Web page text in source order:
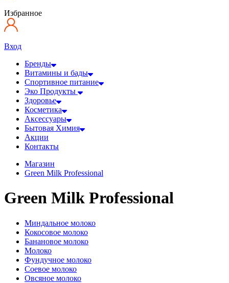
Избранное
Вход
Бренды
Витамины и бады
Спортивное питание
Эко Продукты
Здоровье
Косметика
Аксессуары
Бытовая Химия
Акции
Контакты
Магазин
Green Milk Professional
Green Milk Professional
Миндальное молоко
Кокосовое молоко
Банановое молоко
Молоко
Фундучное молоко
Соевое молоко
Овсяное молоко